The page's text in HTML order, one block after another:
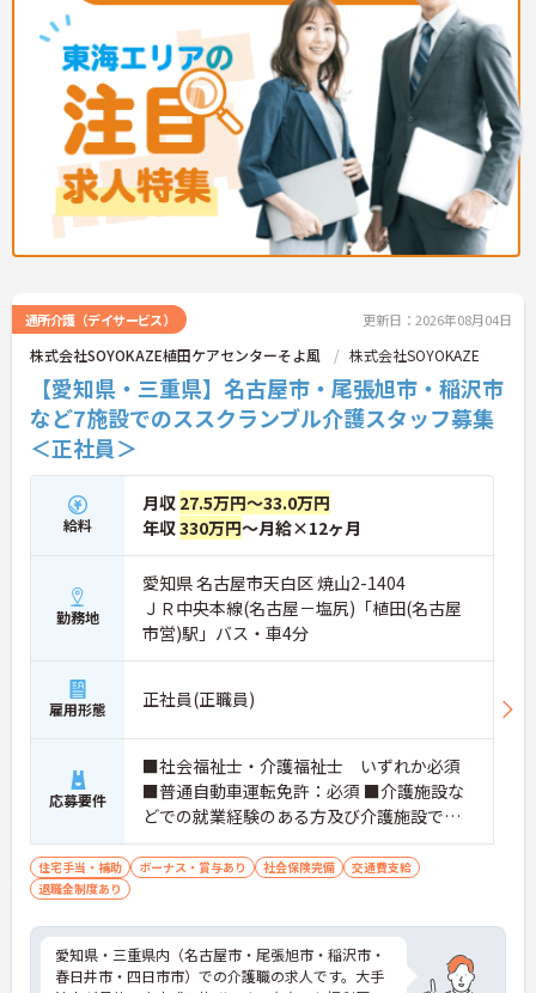
通所介護（デイサービス） 更新日：2026年08月04日
株式会社SOYOKAZE植田ケアセンターそよ風 株式会社SOYOKAZE
【愛知県・三重県】名古屋市・尾張旭市・稲沢市
など7施設でのススクランブル介護スタッフ募集
＜正社員＞
給料
月収 27.5万円～33.0万円
年収330万円～月給×12ヶ月
勤務地
愛知県 名古屋市天白区 焼山2-1404
ＪＲ中央本線(名古屋－塩尻)「植田(名古屋
市営)駅」バス・車4分
雇用形態 正社員(正職員)
応募要件
■社会福祉士・介護福祉士 いずれか必須
■普通自動車運転免許：必須 ■介護施設な
どでの就業経験のある方及び介護施設での
夜勤経験が有る方
住宅手当・補助 ボーナス・賞与あり 社会保険完備
交通費支給
退職金制度あり
愛知県・三重県内（名古屋市・尾張旭市・稲沢市・
春日井市・四日市市）での介護職の求人です。大手